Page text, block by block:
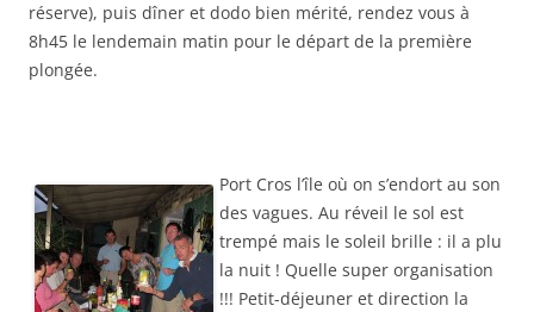
réserve), puis dîner et dodo bien mérité, rendez vous à
8h45 le lendemain matin pour le départ de la première
plongée.
Port Cros l’île où on s’endort au son
des vagues. Au réveil le sol est
trempé mais le soleil brille : il a plu
la nuit ! Quelle super organisation
!!! Petit-déjeuner et direction la